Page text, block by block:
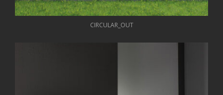
CIRCULAR_OUT